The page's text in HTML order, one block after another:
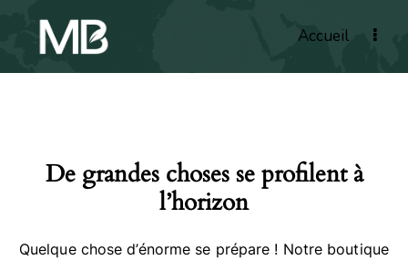
Accueil
De grandes choses se profilent à
l’horizon
Quelque chose d’énorme se prépare ! Notre boutique